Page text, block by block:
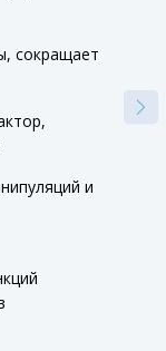
сокращает
и